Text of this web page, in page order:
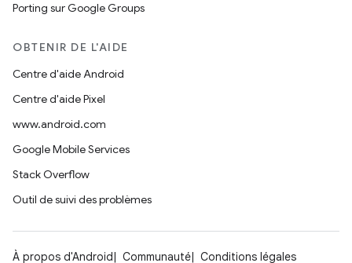
Porting sur Google Groups
OBTENIR DE L'AIDE
Centre d'aide Android
Centre d'aide Pixel
www.android.com
Google Mobile Services
Stack Overflow
Outil de suivi des problèmes
À propos d'Android Communauté
Conditions légales